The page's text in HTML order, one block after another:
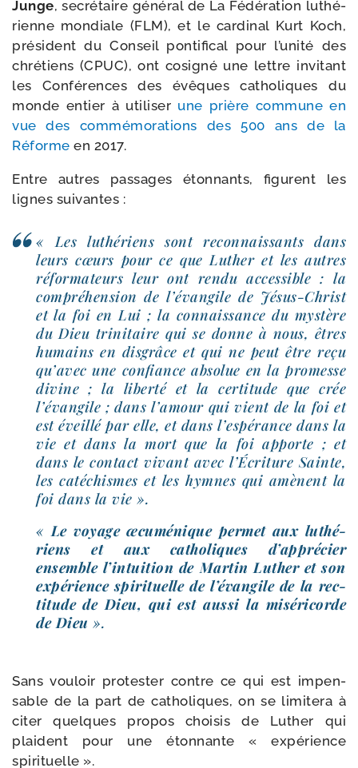
Junge, secré­taire géné­ral de La Fédération luthé­
rienne mon­diale (FLM), et le car­di­nal Kurt Koch,
pré­sident du Conseil pon­ti­fi­cal pour l’unité des
chré­tiens (CPUC), ont cosi­gné une lettre invi­tant
les Conférences des évêques catho­liques du
monde entier à uti­li­ser une prière com­mune en
vue des com­mé­mo­ra­tions des 500 ans de la
Réforme en 2017.
Entre autres pas­sages éton­nants, figurent les
lignes suivantes :
« Les luthé­riens sont recon­nais­sants dans
leurs cœurs pour ce que Luther et les autres
réfor­ma­teurs leur ont ren­du acces­sible : la
com­pré­hen­sion de l’évangile de Jésus-​Christ
et la foi en Lui ; la connais­sance du mys­tère
du Dieu tri­ni­taire qui se donne à nous, êtres
humains en dis­grâce et qui ne peut être reçu
qu’avec une confiance abso­lue en la pro­messe
divine ; la liber­té et la cer­ti­tude que crée
l’évangile ; dans l’amour qui vient de la foi et
est éveillé par elle, et dans l’espérance dans la
vie et dans la mort que la foi apporte ; et
dans le contact vivant avec l’Écriture Sainte,
les caté­chismes et les hymnes qui amènent la
foi dans la vie ».
«Le voyage œcu­mé­nique per­met aux luthé­
riens et aux catho­liques d’apprécier
ensemble l’intuition de Martin Luther et son
expé­rience spi­ri­tuelle de l’évangile de la rec­
ti­tude de Dieu, qui est aus­si la misé­ri­corde
de Dieu ».
Sans vou­loir pro­tes­ter contre ce qui est impen­
sable de la part de catho­liques, on se limi­te­ra à
citer quelques pro­pos choi­sis de Luther qui
plaident pour une éton­nante « expé­rience
spirituelle ».